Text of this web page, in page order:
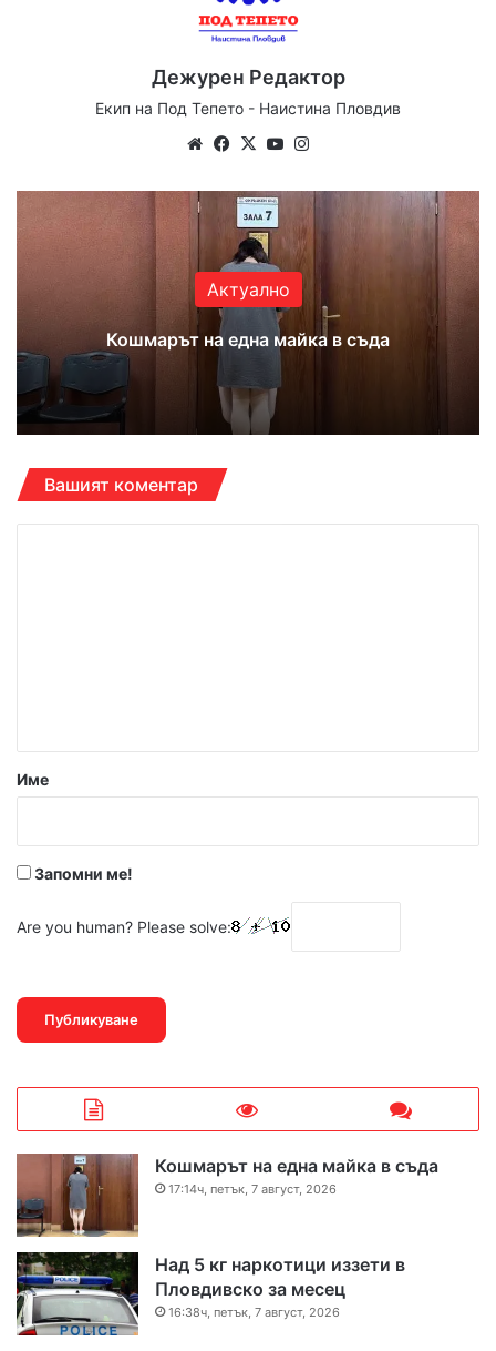
Дежурен Редактор
Екип на Под Тепето - Наистина Пловдив
WebsiteFacebook
X YouTube
Актуално
Кошмарът на една майка в съда
Вашият коментар
р
Име
Запомни ме!
Are you human? Please solve:
Кошмарът на една майка в съда
17:14ч, петък, 7 август, 2026
Над 5 кг наркотици иззети в
Пловдивско за месец
16:38ч, петък, 7 август, 2026